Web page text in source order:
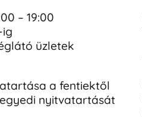
– 19:00
ig
üzletek
a fentiektől
nyitvatartását